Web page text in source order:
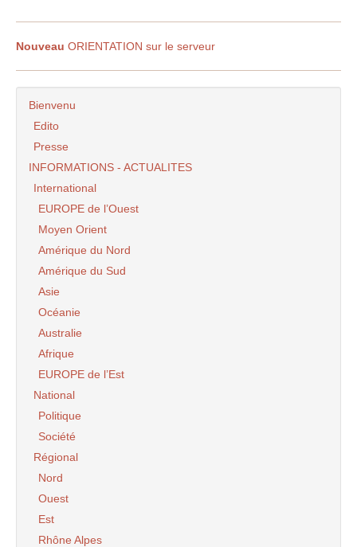
Nouveau ORIENTATION sur le serveur
Bienvenu
Edito
Presse
INFORMATIONS - ACTUALITES
International
EUROPE de l’Ouest
Moyen Orient
Amérique du Nord
Amérique du Sud
Asie
Océanie
Australie
Afrique
EUROPE de l’Est
National
Politique
Société
Régional
Nord
Ouest
Est
Rhône Alpes